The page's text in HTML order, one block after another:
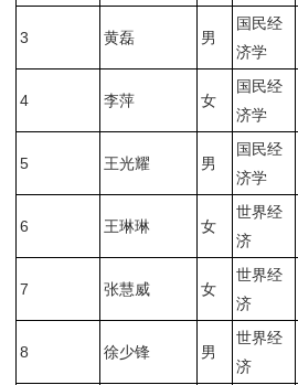
3 黄磊 男
国民经
济学
4 李萍 女
国民经
济学
5 王光耀 男
国民经
济学
6 王琳琳 女
世界经
济
7 张慧威 女
世界经
济
8 徐少锋 男
世界经
济